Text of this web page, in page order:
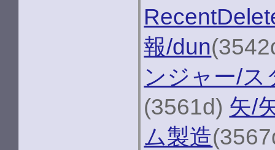
報/dun
ンジャー/ス
(3561d) 矢/
ム製造